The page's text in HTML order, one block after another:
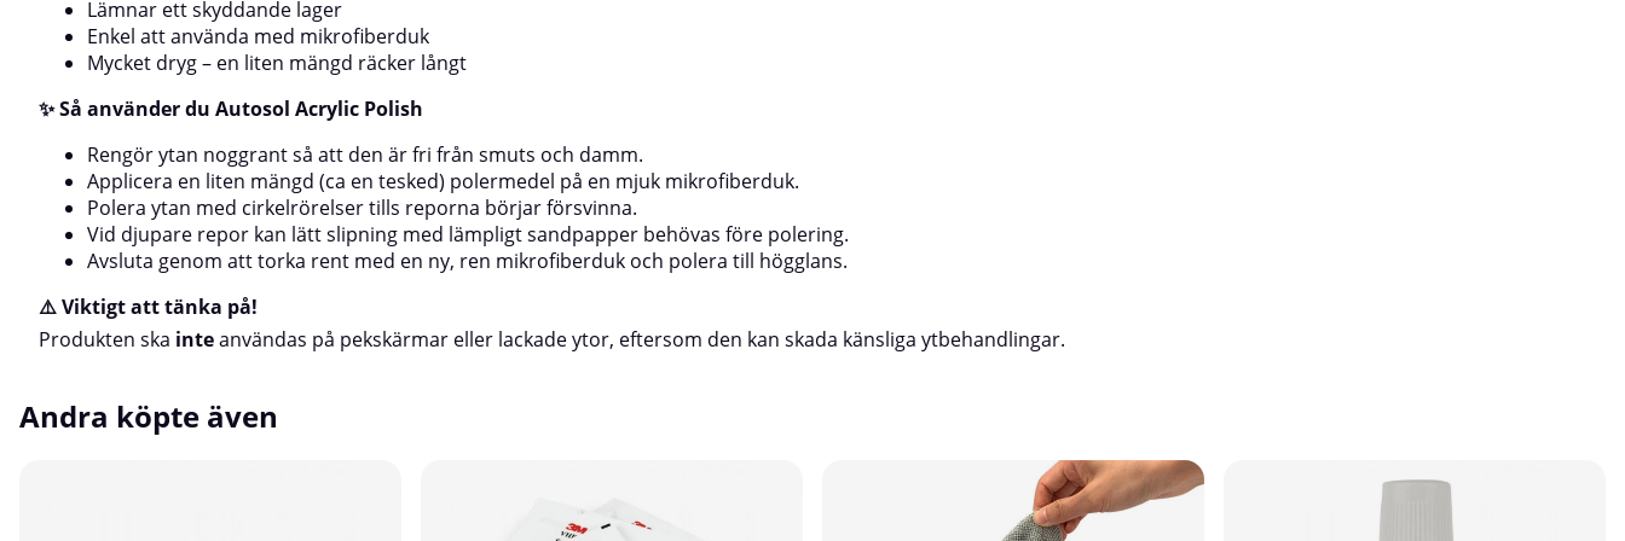
Lämnar ett skyddande lager
Enkel att använda med mikrofiberduk
Mycket dryg – en liten mängd räcker långt
✨ Så använder du Autosol Acrylic Polish
Rengör ytan noggrant så att den är fri från smuts och damm.
Applicera en liten mängd (ca en tesked) polermedel på en mjuk mikrofiberduk.
Polera ytan med cirkelrörelser tills reporna börjar försvinna.
Vid djupare repor kan lätt slipning med lämpligt sandpapper behövas före polering.
Avsluta genom att torka rent med en ny, ren mikrofiberduk och polera till högglans.
⚠️ Viktigt att tänka på!
Produkten ska inteanvändas på pekskärmar eller lackade ytor, eftersom den kan skada känsliga ytbehandlingar.
Andra köpte även